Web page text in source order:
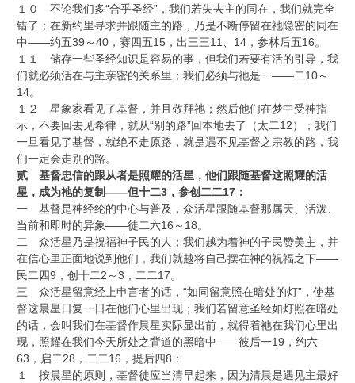
１０ 不论我们多“合乎圣经”，我们若失去主的同在，我们就完全
错了；在新约里寻求并跟随主的路，乃是不断停留在祂隐密的同在
中——约五39～40，赛四五15，出三三11、14，参林后五16。
１１ 储存一些圣经知识是容易的事，但我们若要有活的引导，我
们就必须活在与主亲密的关系里；我们必须与祂是一——二10～
14。
１２ 星象家看见了基督，并且敬拜祂；然后他们在梦中受神指
示，不要回去见希律，就从“别的路”回本地去了（太二12）；我们
一旦看见了基督，就绝不走原路，就是遇不见基督之宗教的路，我
们一定会走别的路。
贰 基督忠信的跟从者是照耀的活星，他们跟随基督这照耀的活
星，成为祂的复制——但十二3，参创二二17：
一 基督是神经纶的中心与普及，众活星跟随基督那属天、活泼、
当前和即时的异象——徒二六16～18。
二 众活星乃是祝福神子民的人；我们越为着神的子民赞美主，并
在信心里正面地说到他们，我们就越将自己摆在神的祝福之下——
民二四9，创十二2～3，二二17。
三 众活星留意经上申言者的话，“如同留意照在暗处的灯”，使基
督这晨星日复一日在他们心里出现；我们若留意圣经如灯照在暗处
的话，会叫我们在基督作晨星实际显出前，就得着祂在我们心里出
现，照耀在我们今天所处之背道的黑暗中——彼后一19，约六
63，启二28，二二16，提后四8：
１ 按晨星的原则，基督徒应当清早起来，因为清晨是遇见主最好